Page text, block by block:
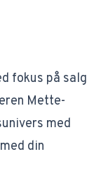
fokus på salg
Mette-
med
din